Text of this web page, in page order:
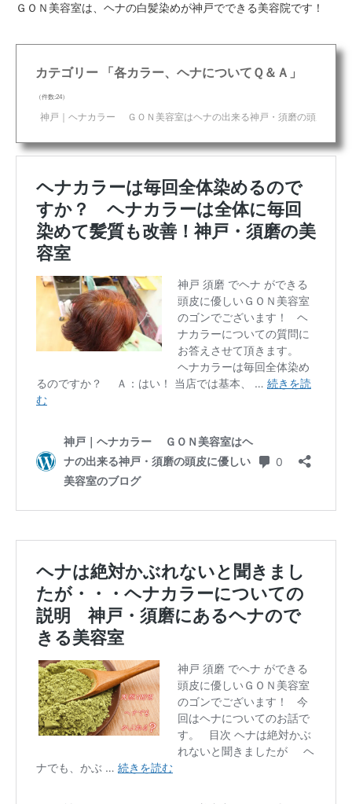
ＧＯＮ美容室は、ヘナの白髪染めが神戸でできる美容院です！
カテゴリー 「各カラー、ヘナについてＱ＆Ａ」
（件数:24）
神戸｜ヘナカラー ＧＯＮ美容室はヘナの出来る神戸・須磨の頭皮に優